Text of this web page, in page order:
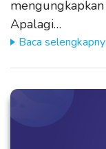
Apalagi…
Baca